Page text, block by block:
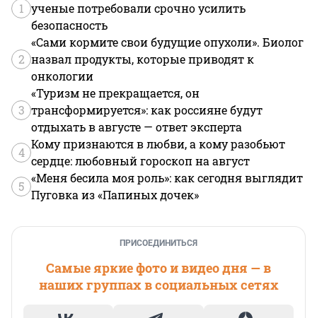
1 ученые потребовали срочно усилить
безопасность
2
«Сами кормите свои будущие опухоли». Биолог
назвал продукты, которые приводят к
онкологии
3
«Туризм не прекращается, он
трансформируется»: как россияне будут
отдыхать в августе — ответ эксперта
4
Кому признаются в любви, а кому разобьют
сердце: любовный гороскоп на август
5
«Меня бесила моя роль»: как сегодня выглядит
Пуговка из «Папиных дочек»
ПРИСОЕДИНИТЬСЯ
Самые яркие фото и видео дня — в
наших группах в социальных сетях